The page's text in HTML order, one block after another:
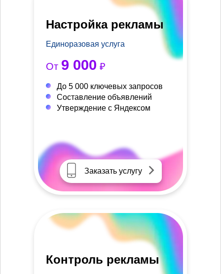
Настройка рекламы
Единоразовая услуга
От 9 000 ₽
До 5 000 ключевых запросов
Составление объявлений
Утверждение с Яндексом
Заказать услугу
Контроль рекламы